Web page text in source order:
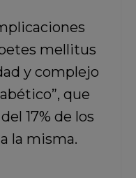
mellitus
y complejo
que
17% de los
la misma.